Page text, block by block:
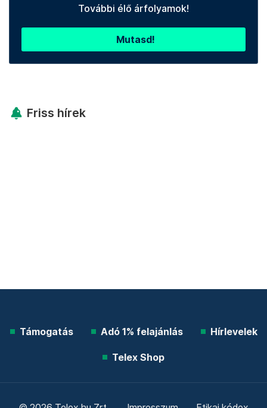
További élő árfolyamok!
Mutasd!
Friss hírek
Támogatás Adó 1% felajánlás Hírlevelek
Telex Shop